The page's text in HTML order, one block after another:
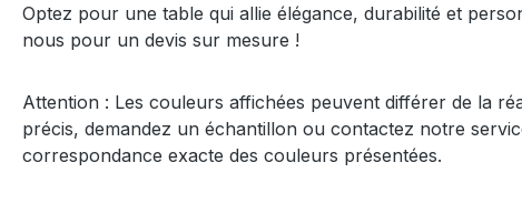
Optez pour une table qui allie élégance, durabilité et
nous pour un devis sur mesure !
Attention : Les couleurs affichées peuvent différer de la
précis, demandez un échantillon ou contactez notre
correspondance exacte des couleurs présentées.